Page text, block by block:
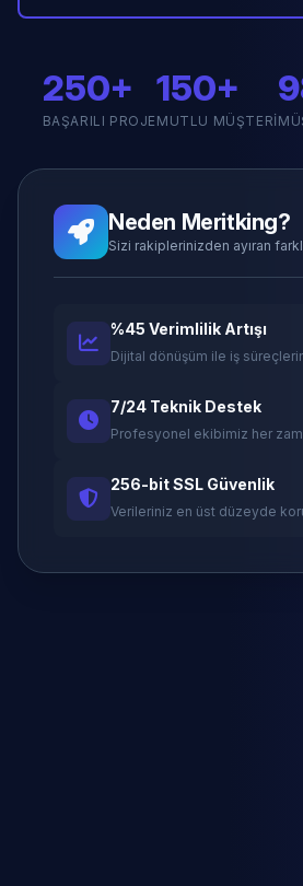
250+
BAŞARILI PROJE
150+
MUTLU MÜŞTERI
Neden Meritking?
Sizi rakiplerinizden ayıran
%45 Verimlilik Artışı
Dijital dönüşüm ile iş
7/24 Teknik Destek
Profesyonel ekibimiz her
256-bit SSL Güvenlik
Verileriniz en üst düzeyde